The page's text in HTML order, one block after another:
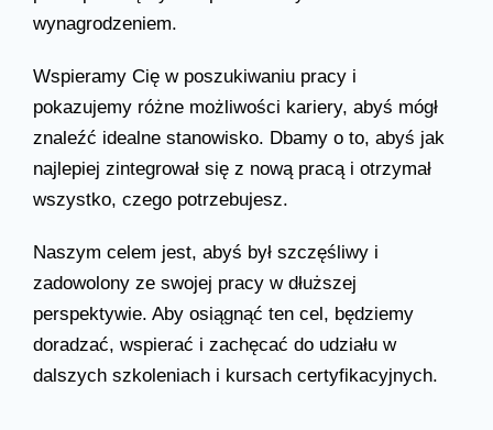
wynagrodzeniem.
Wspieramy Cię w poszukiwaniu pracy i
pokazujemy różne możliwości kariery, abyś mógł
znaleźć idealne stanowisko. Dbamy o to, abyś jak
najlepiej zintegrował się z nową pracą i otrzymał
wszystko, czego potrzebujesz.
Naszym celem jest, abyś był szczęśliwy i
zadowolony ze swojej pracy w dłuższej
perspektywie. Aby osiągnąć ten cel, będziemy
doradzać, wspierać i zachęcać do udziału w
dalszych szkoleniach i kursach certyfikacyjnych.